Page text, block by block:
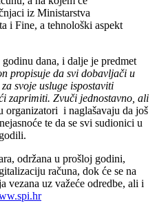
iz Ministarstva
i Fine, a tehnološki aspekt
dana, i dalje je predmet
propisuje da svi dobavljači u
svoje usluge ispostaviti
zaprimiti. Zvuči jednostavno, ali
organizatori i naglašavaju da još
te da se svi sudionici u
održana u prošloj godini,
računa, dok će se na
vezana uz važeće odredbe, ali i